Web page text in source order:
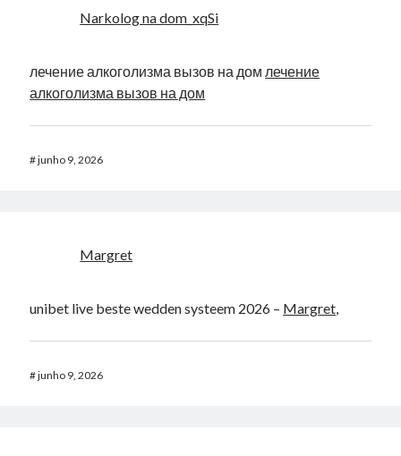
Narkolog na dom_xqSi
лечение алкоголизма вызов на дом лечение
алкоголизма вызов на дом
#junho 9, 2026
Margret
unibet live beste wedden systeem 2026 – Margret,
#junho 9, 2026